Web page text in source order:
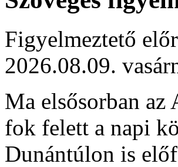
Figyelmeztető
2026.08.09.
Ma elsősorban
fok felett a napi
Dunántúlon is